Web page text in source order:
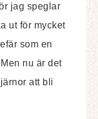
jag speglar
ut för mycket
som en
nu är det
att bli